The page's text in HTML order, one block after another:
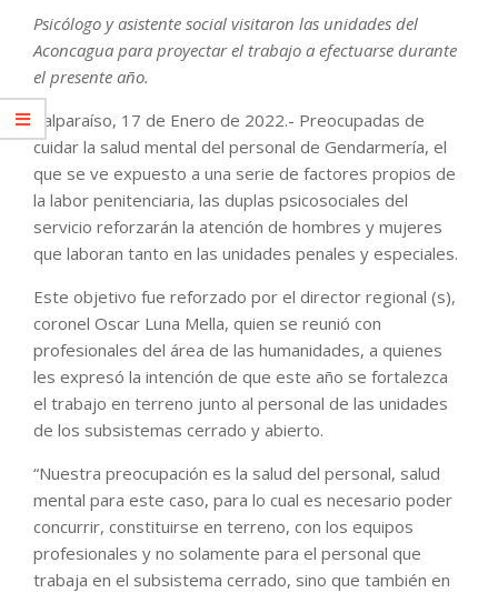
Psicólogo y asistente social visitaron las unidades del
Aconcagua para proyectar el trabajo a efectuarse durante
el presente año.
Valparaíso, 17 de Enero de 2022.- Preocupadas de
cuidar la salud mental del personal de Gendarmería, el
que se ve expuesto a una serie de factores propios de
la labor penitenciaria, las duplas psicosociales del
servicio reforzarán la atención de hombres y mujeres
que laboran tanto en las unidades penales y especiales.
Este objetivo fue reforzado por el director regional (s),
coronel Oscar Luna Mella, quien se reunió con
profesionales del área de las humanidades, a quienes
les expresó la intención de que este año se fortalezca
el trabajo en terreno junto al personal de las unidades
de los subsistemas cerrado y abierto.
“Nuestra preocupación es la salud del personal, salud
mental para este caso, para lo cual es necesario poder
concurrir, constituirse en terreno, con los equipos
profesionales y no solamente para el personal que
trabaja en el subsistema cerrado, sino que también en